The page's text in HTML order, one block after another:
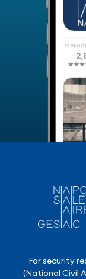
For security
(National Civil